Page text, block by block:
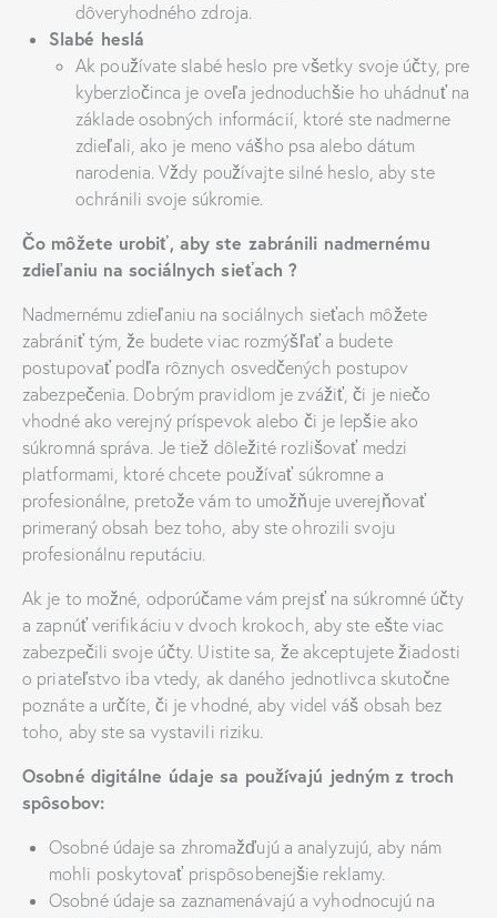
dôveryhodného zdroja.
Slabé heslá
Ak používate slabé heslo pre všetky svoje účty, pre
kyberzločinca je oveľa jednoduchšie ho uhádnuť na
základe osobných informácií, ktoré ste nadmerne
zdieľali, ako je meno vášho psa alebo dátum
narodenia. Vždy používajte silné heslo, aby ste
ochránili svoje súkromie.
Čo môžete urobiť, aby ste zabránili nadmernému
zdieľaniu na sociálnych sieťach ?
Nadmernému zdieľaniu na sociálnych sieťach môžete
zabrániť tým, že budete viac rozmýšľať a budete
postupovať podľa rôznych osvedčených postupov
zabezpečenia. Dobrým pravidlom je zvážiť, či je niečo
vhodné ako verejný príspevok alebo či je lepšie ako
súkromná správa. Je tiež dôležité rozlišovať medzi
platformami, ktoré chcete používať súkromne a
profesionálne, pretože vám to umožňuje uverejňovať
primeraný obsah bez toho, aby ste ohrozili svoju
profesionálnu reputáciu.
Ak je to možné, odporúčame vám prejsť na súkromné účty
a zapnúť verifikáciu v dvoch krokoch, aby ste ešte viac
zabezpečili svoje účty. Uistite sa, že akceptujete žiadosti
o priateľstvo iba vtedy, ak daného jednotlivca skutočne
poznáte a určíte, či je vhodné, aby videl váš obsah bez
toho, aby ste sa vystavili riziku.
Osobné digitálne údaje sa používajú jedným z troch
spôsobov:
Osobné údaje sa zhromažďujú a analyzujú, aby nám
mohli poskytovať prispôsobenejšie reklamy.
Osobné údaje sa zaznamenávajú a vyhodnocujú na